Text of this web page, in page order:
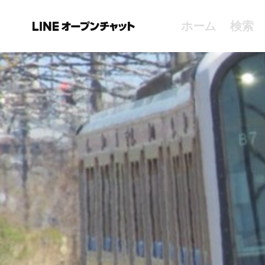
ホーム 検索